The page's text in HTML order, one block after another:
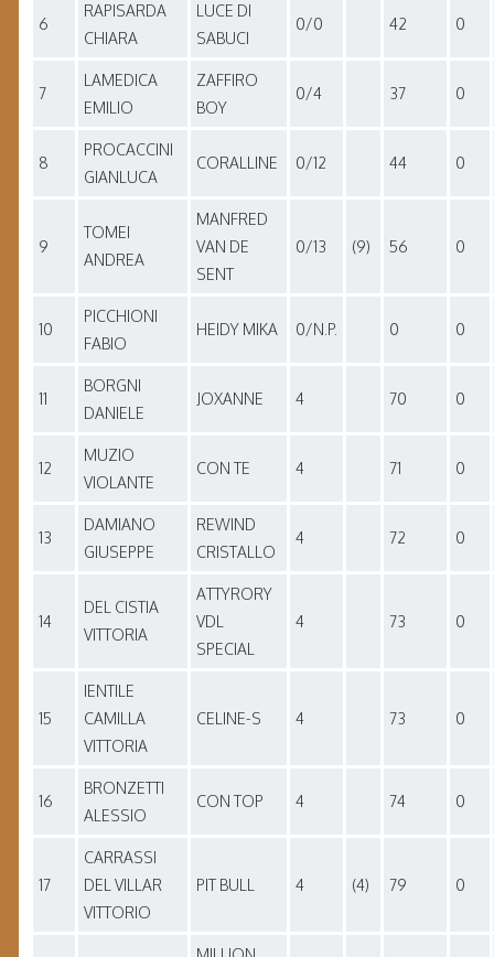
6
RAPISARDA
CHIARA
LUCE DI
SABUCI
0/0 42 0
7
LAMEDICA
EMILIO
ZAFFIRO
BOY
0/4 37 0
8
PROCACCINI
GIANLUCA
CORALLINE 0/12 44 0
9
TOMEI
ANDREA
MANFRED
VAN DE
SENT
0/13 (9) 56 0
10
PICCHIONI
FABIO
HEIDY MIKA 0/N.P. 0 0
11
BORGNI
DANIELE
JOXANNE 4 70 0
12
MUZIO
VIOLANTE
CON TE 4 71 0
13
DAMIANO
GIUSEPPE
REWIND
CRISTALLO
4 72 0
14
DEL CISTIA
VITTORIA
ATTYRORY
VDL
SPECIAL
4 73 0
15
IENTILE
CAMILLA
VITTORIA
CELINE-S 4 73 0
16
BRONZETTI
ALESSIO
CON TOP 4 74 0
17
CARRASSI
DEL VILLAR
VITTORIO
PIT BULL 4 (4) 79 0